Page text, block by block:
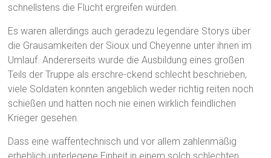
schnellstens die Flucht ergreifen würden.
Es waren allerdings auch geradezu legendäre Storys über
die Grausamkeiten der Sioux und Cheyenne unter ihnen im
Umlauf. Andererseits wurde die Ausbildung eines großen
Teils der Truppe als erschre-ckend schlecht beschrieben,
viele Soldaten konnten angeblich weder richtig reiten noch
schießen und hatten noch nie einen wirklich feindlichen
Krieger gesehen.
Dass eine waffentechnisch und vor allem zahlenmäßig